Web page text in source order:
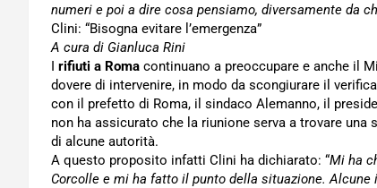
numeri e poi a dire cosa pensiamo, diversamente da
Clini: “Bisogna evitare l’emergenza”
A cura di Gianluca Rini
I rifiuti a Roma continuano a preoccupare e anche il
dovere di intervenire, in modo da scongiurare il
con il prefetto di Roma, il sindaco Alemanno, il
non ha assicurato che la riunione serva a trovare una
di alcune autorità.
A questo proposito infatti Clini ha dichiarato: “Mi ha
Corcolle e mi ha fatto il punto della situazione.